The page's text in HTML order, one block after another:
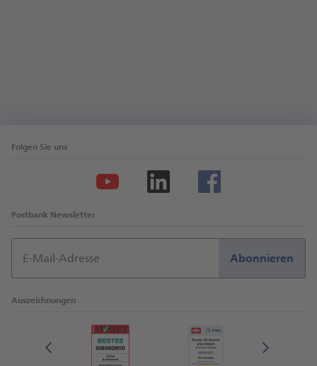
Folgen Sie uns
Postbank Newsletter
E-Mail-Adresse Abonnieren
Auszeichnungen